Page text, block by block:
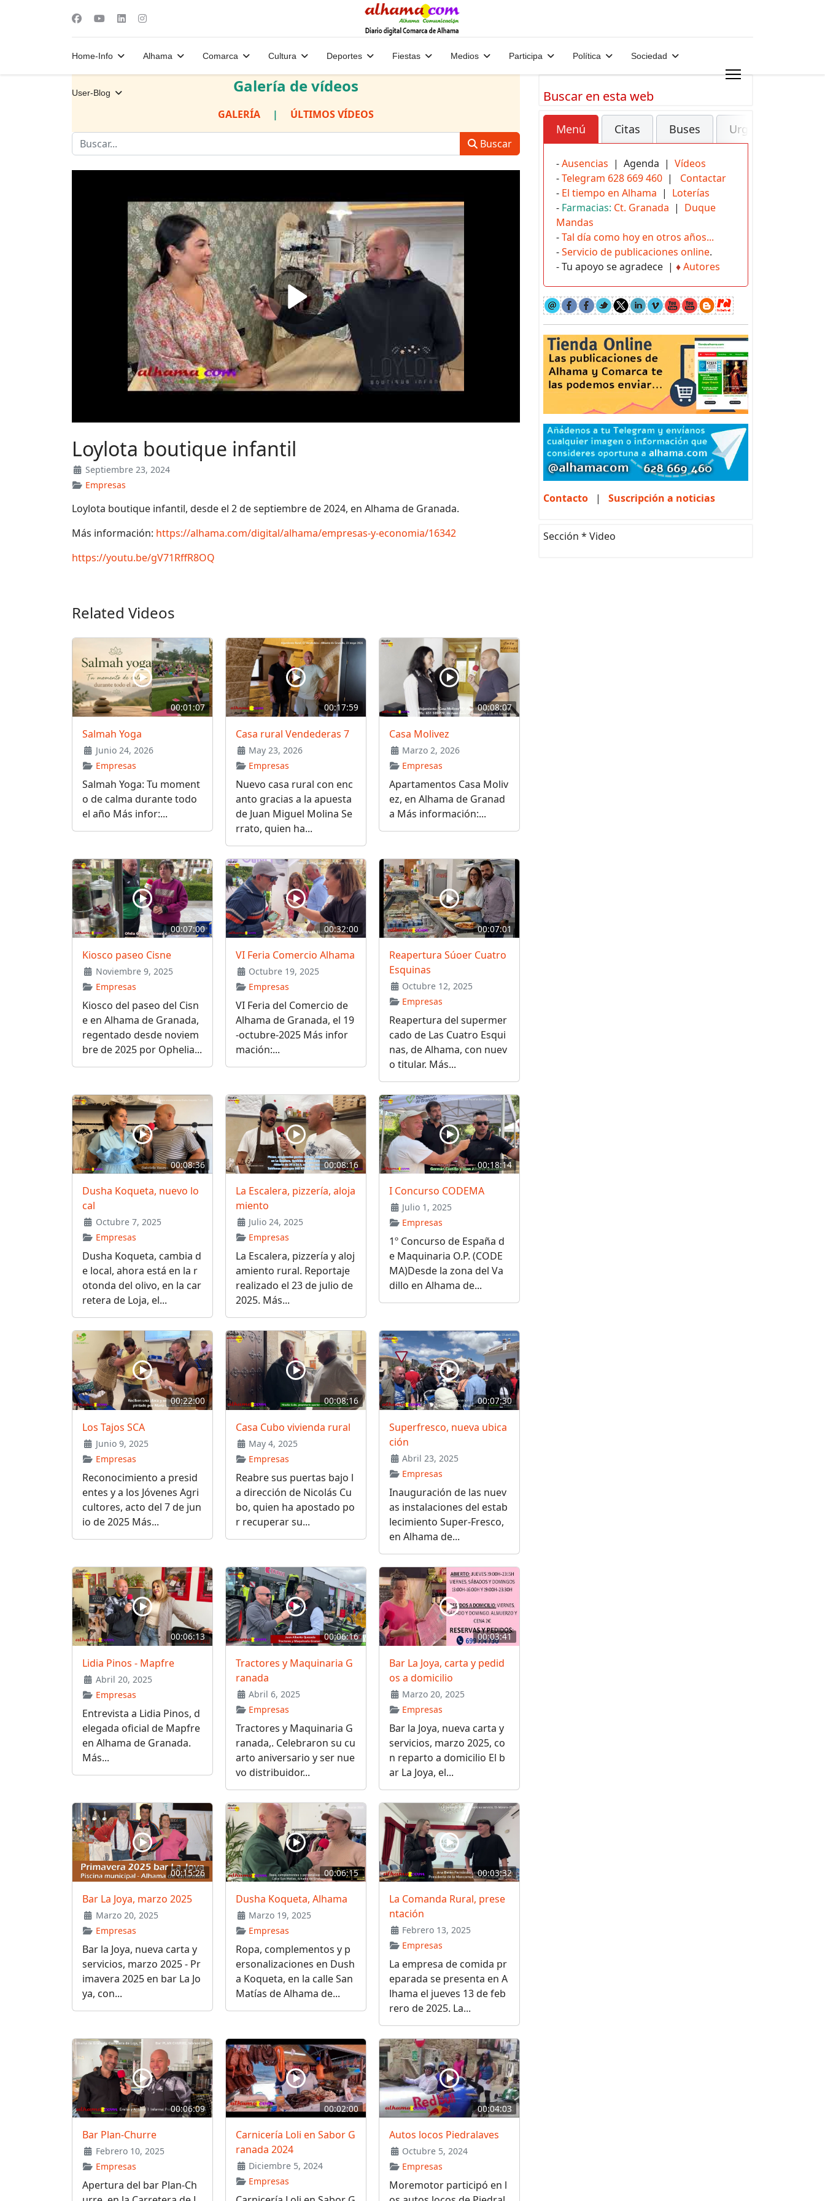
Home-Info Alhama Comarca Cultura Deportes Fiestas Medios Participa Política Sociedad
User-Blog Galería de vídeos
GALERÍA | ÚLTIMOS VÍDEOS
Buscar
Loylota boutique infantil
Septiembre 23, 2024
Empresas
Loylota boutique infantil, desde el 2 de septiembre de 2024, en Alhama de Granada.
Más información: https://alhama.com/digital/alhama/empresas-y-economia/16342
https://youtu.be/gV71RffR8OQ
Related Videos
00:01:07
Salmah Yoga
Junio 24, 2026
Empresas
Salmah Yoga: Tu moment
o de calma durante todo
el año Más infor:...
00:17:59
Casa rural Vendederas 7
May 23, 2026
Empresas
Nuevo casa rural con enc
anto gracias a la apuesta
de Juan Miguel Molina Se
rrato, quien ha...
00:08:07
Casa Molivez
Marzo 2, 2026
Empresas
Apartamentos Casa Moliv
ez, en Alhama de Granad
a Más información:...
00:07:00
Kiosco paseo Cisne
Noviembre 9, 2025
Empresas
Kiosco del paseo del Cisn
e en Alhama de Granada,
regentado desde noviem
bre de 2025 por Ophelia...
00:32:00
VI Feria Comercio Alhama
Octubre 19, 2025
Empresas
VI Feria del Comercio de
Alhama de Granada, el 19
-octubre-2025 Más infor
mación:...
00:07:01
Reapertura Súoer Cuatro
Esquinas
Octubre 12, 2025
Empresas
Reapertura del supermer
cado de Las Cuatro Esqui
nas, de Alhama, con nuev
o titular. Más...
00:08:36
Dusha Koqueta, nuevo lo
cal
Octubre 7, 2025
Empresas
Dusha Koqueta, cambia d
e local, ahora está en la r
otonda del olivo, en la car
retera de Loja, el...
00:08:16
La Escalera, pizzería, aloja
miento
Julio 24, 2025
Empresas
La Escalera, pizzería y aloj
amiento rural. Reportaje
realizado el 23 de julio de
2025. Más...
00:18:14
I Concurso CODEMA
Julio 1, 2025
Empresas
1º Concurso de España d
e Maquinaria O.P. (CODE
MA)Desde la zona del Va
dillo en Alhama de...
00:22:00
Los Tajos SCA
Junio 9, 2025
Empresas
Reconocimiento a presid
entes y a los Jóvenes Agri
cultores, acto del 7 de jun
io de 2025 Más...
00:08:16
Casa Cubo vivienda rural
May 4, 2025
Empresas
Reabre sus puertas bajo l
a dirección de Nicolás Cu
bo, quien ha apostado po
r recuperar su...
00:07:30
Superfresco, nueva ubica
ción
Abril 23, 2025
Empresas
Inauguración de las nuev
as instalaciones del estab
lecimiento Super-Fresco,
en Alhama de...
00:06:13
Lidia Pinos - Mapfre
Abril 20, 2025
Empresas
Entrevista a Lidia Pinos, d
elegada oficial de Mapfre
en Alhama de Granada.
Más...
00:06:16
Tractores y Maquinaria G
ranada
Abril 6, 2025
Empresas
Tractores y Maquinaria G
ranada,. Celebraron su cu
arto aniversario y ser nue
vo distribuidor...
00:03:41
Bar La Joya, carta y pedid
os a domicilio
Marzo 20, 2025
Empresas
Bar la Joya, nueva carta y
servicios, marzo 2025, co
n reparto a domicilio El b
ar La Joya, el...
00:15:26
Bar La Joya, marzo 2025
Marzo 20, 2025
Empresas
Bar la Joya, nueva carta y
servicios, marzo 2025 - Pr
imavera 2025 en bar La Jo
ya, con...
00:06:15
Dusha Koqueta, Alhama
Marzo 19, 2025
Empresas
Ropa, complementos y p
ersonalizaciones en Dush
a Koqueta, en la calle San
Matías de Alhama de...
00:03:32
La Comanda Rural, prese
ntación
Febrero 13, 2025
Empresas
La empresa de comida pr
eparada se presenta en A
lhama el jueves 13 de feb
rero de 2025. La...
00:06:09
Bar Plan-Churre
Febrero 10, 2025
Empresas
Apertura del bar Plan-Ch
00:02:00
Carnicería Loli en Sabor G
ranada 2024
Diciembre 5, 2024
Empresas
00:04:03
Autos locos Piedralaves
Octubre 5, 2024
Empresas
Moremotor participó en l
Buscar en esta web
Menú Citas Buses Urgencias
-Ausencias | Agenda | Vídeos
-Telegram 628 669 460 | Contactar
- El tiempo en Alhama | Loterías
- Farmacias: Ct. Granada | Duque
Mandas
-Tal día como hoy en otros años...
-Servicio de publicaciones online.
- Tu apoyo se agradece | ♦Autores
Contacto | Suscripción a noticias
Sección * Video